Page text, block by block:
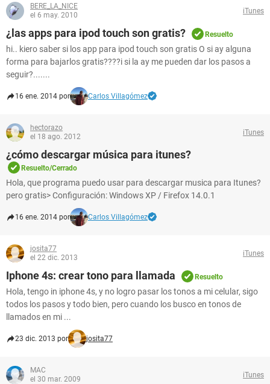
BERE_LA_NICE
el 6 may. 2010
iTunes
¿las apps para ipod touch son gratis? Resuelto
hi.. kiero saber si los app para ipod touch son gratis O si ay alguna
forma para bajarlos gratis????i si la ay me pueden dar los pasos a
seguir?.......
16 ene. 2014 por Carlos Villagómez
hectorazo
el 18 ago. 2012
iTunes
¿cómo descargar música para itunes?
Resuelto/Cerrado
Hola, que programa puedo usar para descargar musica para Itunes?
pero gratis> Configuración: Windows XP / Firefox 14.0.1
16 ene. 2014 por Carlos Villagómez
josita77
el 22 dic. 2013
iTunes
Iphone 4s: crear tono para llamada Resuelto
Hola, tengo in iphone 4s, y no logro pasar los tonos a mi celular, sigo
todos los pasos y todo bien, pero cuando los busco en tonos de
llamados en mi ...
23 dic. 2013 por josita77
MAC
el 30 mar. 2009
iTunes